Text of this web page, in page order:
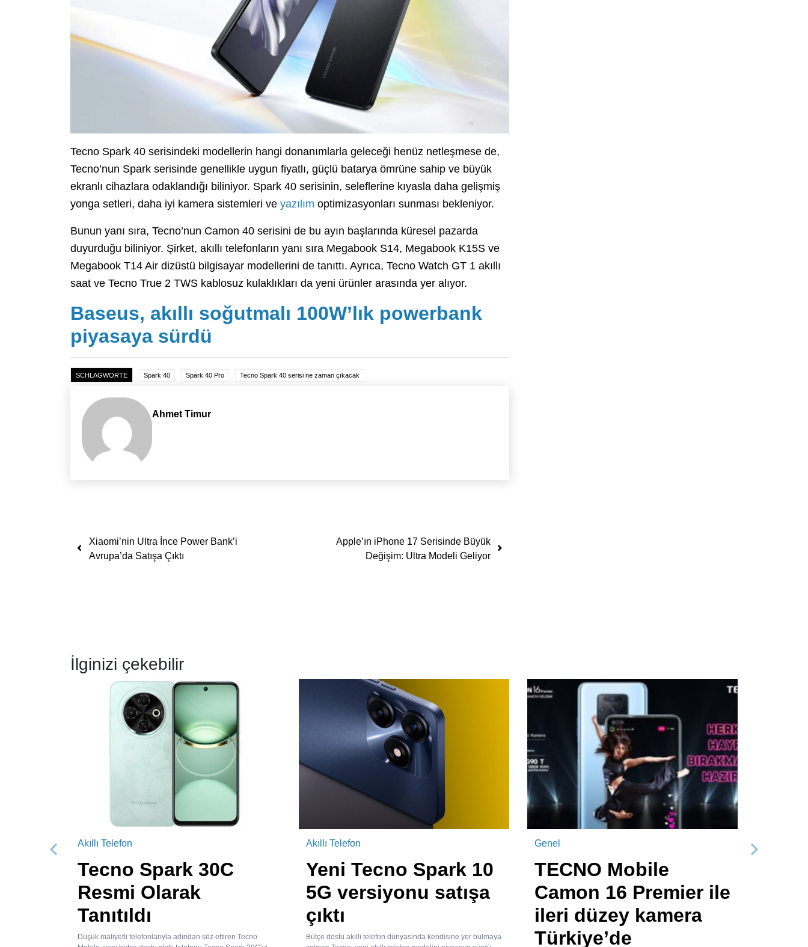
Tecno Spark 40 serisindeki modellerin hangi donanımlarla geleceği henüz netleşmese de,
Tecno’nun Spark serisinde genellikle uygun fiyatlı, güçlü batarya ömrüne sahip ve büyük
ekranlı cihazlara odaklandığı biliniyor. Spark 40 serisinin, seleflerine kıyasla daha gelişmiş
yonga setleri, daha iyi kamera sistemleri ve yazılım optimizasyonları sunması bekleniyor.
Bunun yanı sıra, Tecno’nun Camon 40 serisini de bu ayın başlarında küresel pazarda
duyurduğu biliniyor. Şirket, akıllı telefonların yanı sıra Megabook S14, Megabook K15S ve
Megabook T14 Air dizüstü bilgisayar modellerini de tanıttı. Ayrıca, Tecno Watch GT 1 akıllı
saat ve Tecno True 2 TWS kablosuz kulaklıkları da yeni ürünler arasında yer alıyor.
Baseus, akıllı soğutmalı 100W’lık powerbank
piyasaya sürdü
SCHLAGWORTE Spark 40 Spark 40 Pro Tecno Spark 40 serisi ne zaman çıkacak
Ahmet Timur
Yazı dolaşımı
Xiaomi’nin Ultra İnce Power Bank’i
Avrupa’da Satışa Çıktı
Apple’ın iPhone 17 Serisinde Büyük
Değişim: Ultra Modeli Geliyor
İlginizi çekebilir
Akıllı Telefon
Tecno Spark 30C
Resmi Olarak
Tanıtıldı
Düşük maliyetli telefonlarıyla adından söz ettiren Tecno
Akıllı Telefon
Yeni Tecno Spark 10
5G versiyonu satışa
çıktı
Bütçe dostu akıllı telefon dünyasında kendisine yer bulmaya
Genel
TECNO Mobile
Camon 16 Premier ile
ileri düzey kamera
Türkiye’de
Önceki Sonraki